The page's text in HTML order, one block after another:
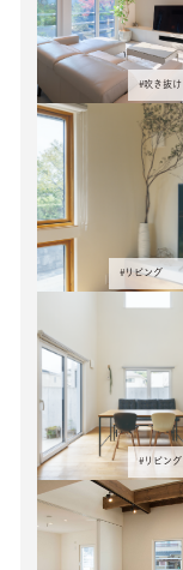
#吹き抜け
# リビング
# リビング